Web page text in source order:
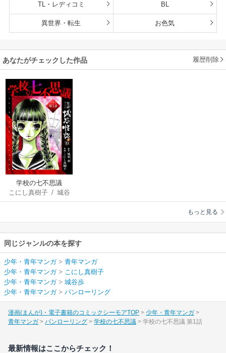
TL・レディコミ BL
異世界・転生 お色気
あなたがチェックした作品 履歴削除
学校の七不思議
こにし真樹子/ 城谷
歩
もっと見る
同じジャンルの本を探す
少年・青年マンガ> 青年マンガ
少年・青年マンガ> こにし真樹子
少年・青年マンガ> 城谷歩
少年・青年マンガ> パンローリング
漫画(まんが)・電子書籍のコミックシーモアTOP
少年・青年マンガ
青年マンガ
パンローリング 学校の七不思議 学校の七不思議 第1話
最新情報はここからチェック！